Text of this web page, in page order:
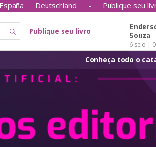
España Deutschland - Publique seu
Publique seu livro
Souza
6 selo |
Conheça todo o